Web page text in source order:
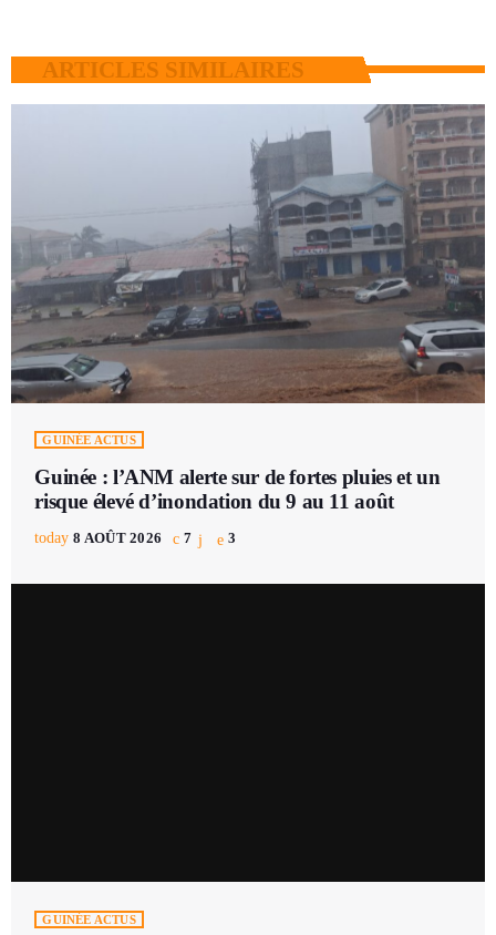
ARTICLES SIMILAIRES
GUINÉE ACTUS
Guinée : l’ANM alerte sur de fortes pluies et un
risque élevé d’inondation du 9 au 11 août
today 8 AOÛT 2026 7 3
GUINÉE ACTUS